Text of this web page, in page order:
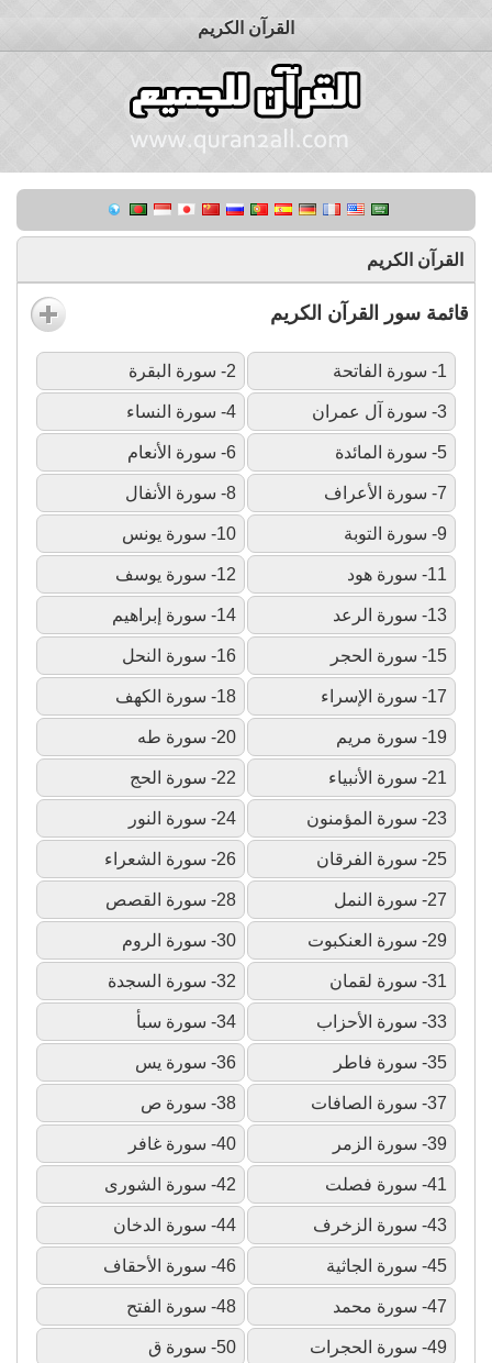
القرآن الكريم
القرآن الكريم
قائمة سور القرآن الكريم
1- سورة الفاتحة 2- سورة البقرة
3- سورة آل عمران 4- سورة النساء
5- سورة المائدة 6- سورة الأنعام
7- سورة الأعراف 8- سورة الأنفال
9- سورة التوبة 10- سورة يونس
11- سورة هود 12- سورة يوسف
13- سورة الرعد 14- سورة إبراهيم
15- سورة الحجر 16- سورة النحل
17- سورة الإسراء 18- سورة الكهف
19- سورة مريم 20- سورة طه
21- سورة الأنبياء 22- سورة الحج
23- سورة المؤمنون 24- سورة النور
25- سورة الفرقان 26- سورة الشعراء
27- سورة النمل 28- سورة القصص
29- سورة العنكبوت 30- سورة الروم
31- سورة لقمان 32- سورة السجدة
33- سورة الأحزاب 34- سورة سبأ
35- سورة فاطر 36- سورة يس
37- سورة الصافات 38- سورة ص
39- سورة الزمر 40- سورة غافر
41- سورة فصلت 42- سورة الشورى
43- سورة الزخرف 44- سورة الدخان
45- سورة الجاثية 46- سورة الأحقاف
47- سورة محمد 48- سورة الفتح
49- سورة الحجرات 50- سورة ق